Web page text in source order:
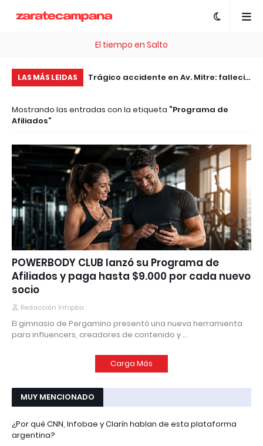
El tiempo en Salto
LAS MÁS LEIDAS
esta plataforma te
Trágico accidente en Av. Mitre: falleció
patrullero
Mostrando las entradas con la etiqueta Programa de
Afiliados
POWERBODY CLUB lanzó su Programa de
Afiliados y paga hasta $9.000 por cada nuevo
socio
Redacción Infopba
El gimnasio de Pergamino presentó una nueva herramienta
para influencers, creadores de contenido y …
Carga Más
MUY MENCIONADO
¿Por qué CNN, Infobae y Clarín hablan de esta plataforma
argentina?